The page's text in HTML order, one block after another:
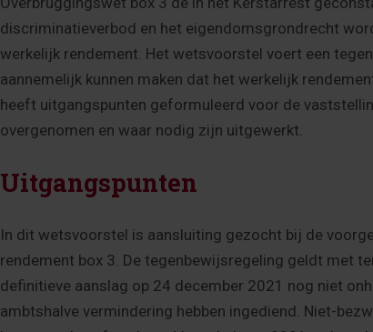
discriminatieverbod en het eigendomsgrondrecht
werkelijk rendement. Het wetsvoorstel voert een
aannemelijk kunnen maken dat het werkelijk
heeft uitgangspunten geformuleerd voor de
overgenomen en waar nodig zijn uitgewerkt.
Uitgangspunten
In dit wetsvoorstel is aansluiting gezocht bij de
rendement box 3. De tegenbewijsregeling geldt met
definitieve aanslag op 24 december 2021 nog niet
ambtshalve vermindering hebben ingediend. Niet-